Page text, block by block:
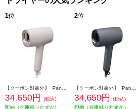
1位
34,650円
(税込)
即納（在庫残りわずか）
2位
34,650円
(税込)
即納（在庫残りわずか）